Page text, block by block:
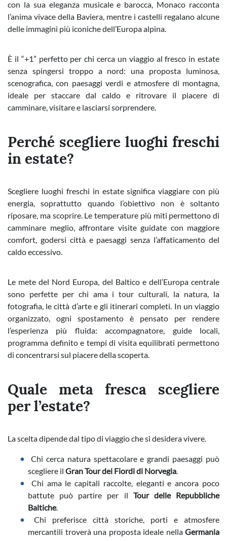
con la sua eleganza musicale e barocca, Monaco racconta
l’anima vivace della Baviera, mentre i castelli regalano alcune
delle immagini più iconiche dell’Europa alpina.
È il “+1” perfetto per chi cerca un viaggio al fresco in estate
senza spingersi troppo a nord: una proposta luminosa,
scenografica, con paesaggi verdi e atmosfere di montagna,
ideale per staccare dal caldo e ritrovare il piacere di
camminare, visitare e lasciarsi sorprendere.
Perché scegliere luoghi freschi
in estate?
Scegliere luoghi freschi in estate significa viaggiare con più
energia, soprattutto quando l’obiettivo non è soltanto
riposare, ma scoprire. Le temperature più miti permettono di
camminare meglio, affrontare visite guidate con maggiore
comfort, godersi città e paesaggi senza l’affaticamento del
caldo eccessivo.
Le mete del Nord Europa, del Baltico e dell’Europa centrale
sono perfette per chi ama i tour culturali, la natura, la
fotografia, le città d’arte e gli itinerari completi. In un viaggio
organizzato, ogni spostamento è pensato per rendere
l’esperienza più fluida: accompagnatore, guide locali,
programma definito e tempi di visita equilibrati permettono
di concentrarsi sul piacere della scoperta.
Quale meta fresca scegliere
per l’estate?
La scelta dipende dal tipo di viaggio che si desidera vivere.
Chi cerca natura spettacolare e grandi paesaggi può
scegliere il Gran Tour dei Fiordi di Norvegia.
Chi ama le capitali raccolte, eleganti e ancora poco
battute può partire per il Tour delle Repubbliche
Baltiche.
Chi preferisce città storiche, porti e atmosfere
mercantili troverà una proposta ideale nella Germania